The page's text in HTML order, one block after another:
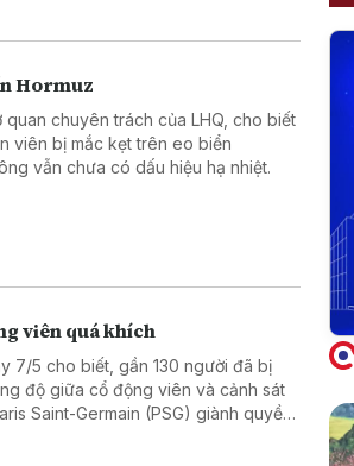
Hormuz
chuyên trách của LHQ, cho biết
viên bị mắc kẹt trên eo biển
vẫn chưa có dấu hiệu hạ nhiệt.
viên quá khích
7/5 cho biết, gần 130 người đã bị
độ giữa cổ động viên và cảnh sát
Saint-Germain (PSG) giành quyền